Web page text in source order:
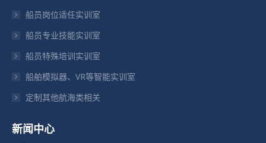
口
中
打
口
中
打
口
中
打
船员岗位适任实训室
船员专业技能实训室
船员特殊培训实训室
船舶模拟器、VR等智能实训室
定制其他航海类相关
新闻中心